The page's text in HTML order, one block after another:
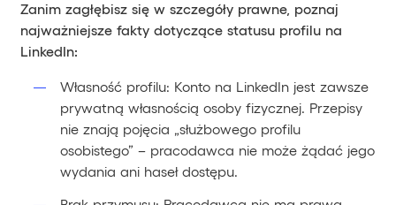
Zanim zagłębisz się w szczegóły prawne, poznaj
najważniejsze fakty dotyczące statusu profilu na
LinkedIn:
Własność profilu: Konto na LinkedIn jest zawsze
prywatną własnością osoby fizycznej. Przepisy
nie znają pojęcia „służbowego profilu
osobistego” – pracodawca nie może żądać jego
wydania ani haseł dostępu.